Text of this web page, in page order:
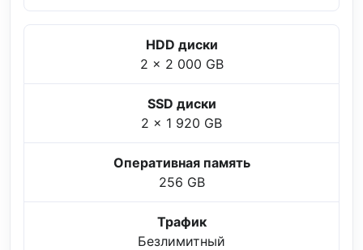
HDD диски
2 x 2 000 GB
SSD диски
2 x 1 920 GB
Оперативная память
256 GB
Трафик
Безлимитный